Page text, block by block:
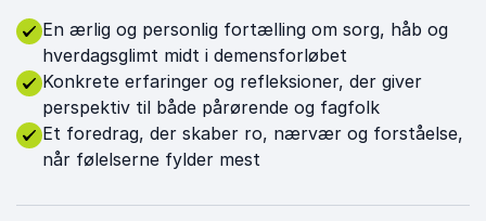
En ærlig og personlig fortælling om sorg, håb og
hverdagsglimt midt i demensforløbet
Konkrete erfaringer og refleksioner, der giver
perspektiv til både pårørende og fagfolk
Et foredrag, der skaber ro, nærvær og forståelse,
når følelserne fylder mest